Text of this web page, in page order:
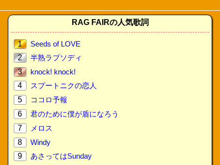
RAG FAIRの人気歌詞
1
Seeds of LOVE
2
半熟ラプソディ
3
knock! knock!
4
スプートニクの恋人
5
ココロ予報
6
君のために僕が盾になろう
7
メロス
8
Windy
9
あさってはSunday